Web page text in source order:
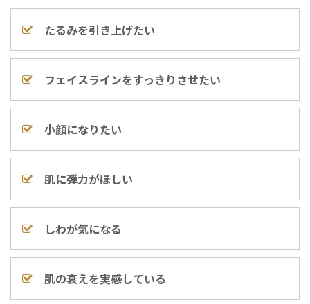
たるみを引き上げたい
フェイスラインをすっきりさせたい
小顔になりたい
肌に弾力がほしい
しわが気になる
肌の衰えを実感している